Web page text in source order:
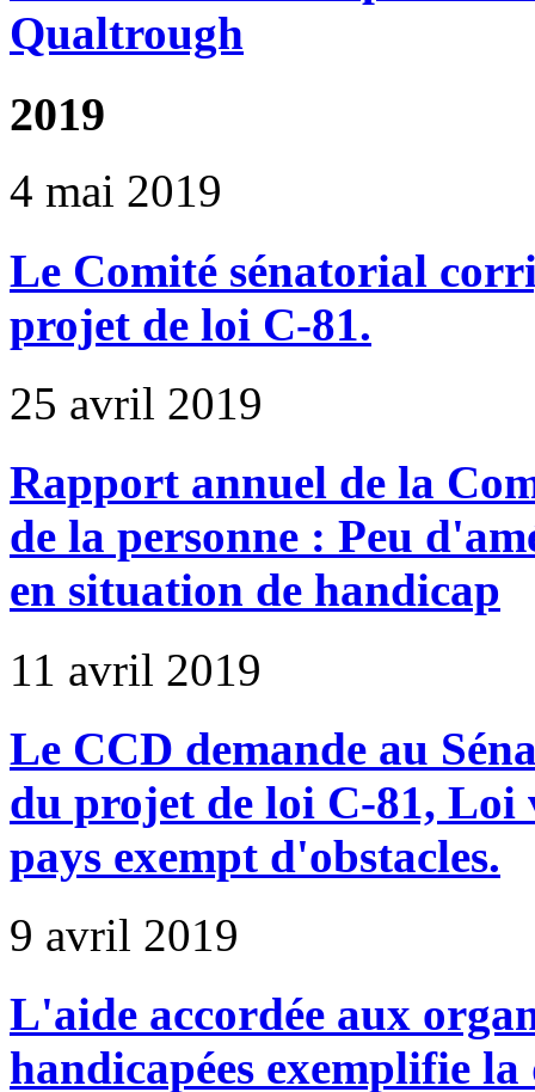
Qualtrough
2019
4 mai 2019
Le Comité sénatorial
projet de loi C-81.
25 avril 2019
Rapport annuel de la
de la personne : Peu
en situation de handicap
11 avril 2019
Le CCD demande au
du projet de loi C-81, Loi
pays exempt d'obstacles.
9 avril 2019
L'aide accordée aux
handicapées exemplifie